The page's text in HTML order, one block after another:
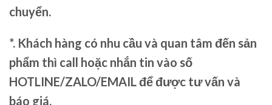
chuyển.
*. Khách hàng có nhu cầu và quan tâm đến sản
phẩm thì call hoặc nhắn tin vào số
HOTLINE/ZALO/EMAIL để được tư vấn và
báo giá.